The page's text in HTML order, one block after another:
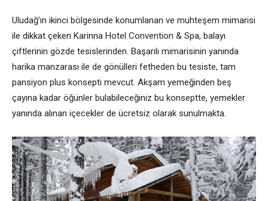
Uludağ’ın ikinci bölgesinde konumlanan ve muhteşem mimarisi
ile dikkat çeken Karinna Hotel Convention & Spa, balayı
çiftlerinin gözde tesislerinden. Başarılı mimarisinin yanında
harika manzarası ile de gönülleri fetheden bu tesiste, tam
pansiyon plus konsepti mevcut. Akşam yemeğinden beş
çayına kadar öğünler bulabileceğiniz bu konseptte, yemekler
yanında alınan içecekler de ücretsiz olarak sunulmakta.